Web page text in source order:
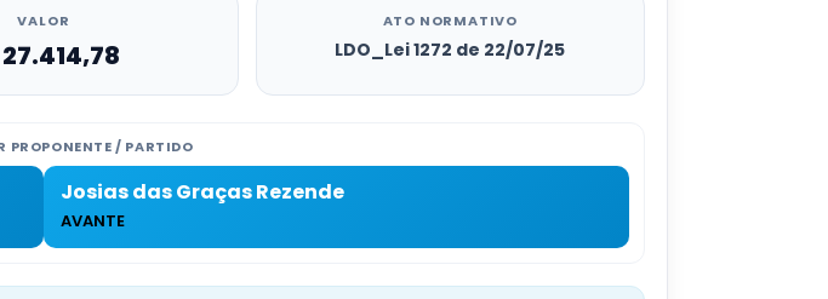
VALOR ATO NORMATIVO
LDO_Lei 1272 de 22/07/25
PROPONENTE / PARTIDO
Josias das Graças Rezende
AVANTE